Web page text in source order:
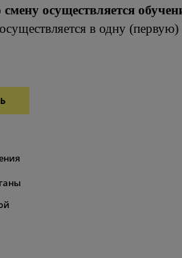
осуществляется
в одну (первую)